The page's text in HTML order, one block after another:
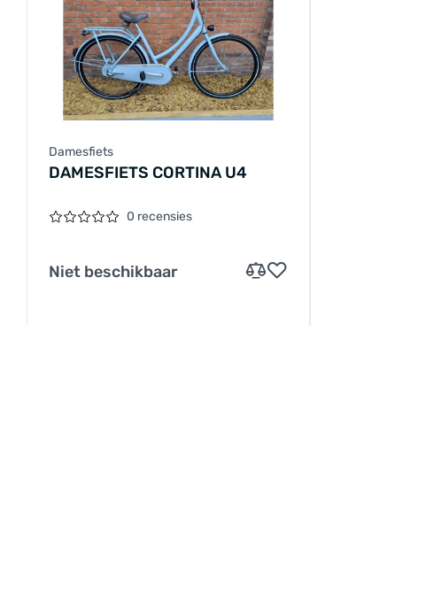
Damesfiets
DAMESFIETS CORTINA U4
0 recensies
Niet beschikbaar